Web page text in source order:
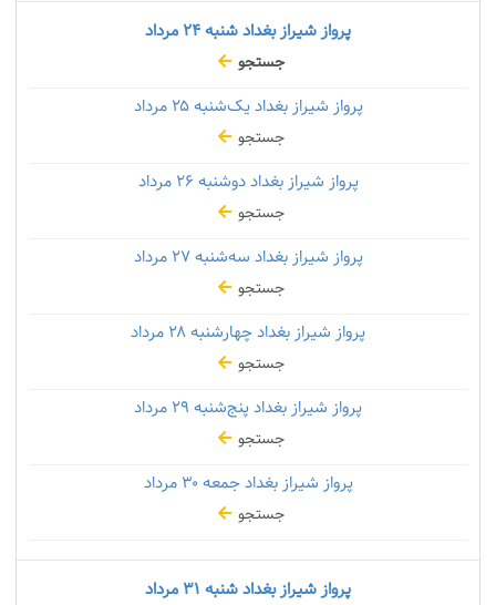
پرواز شیراز بغداد شنبه
جستجو
پرواز شیراز بغداد یک‌شنبه۲۵ مرداد
جستجو
پرواز شیراز بغداد دوشنبه
جستجو
پرواز شیراز بغداد سه‌شنبه۲۷ مرداد
جستجو
پرواز شیراز بغداد چهارشنبه
جستجو
پرواز شیراز بغداد پنج‌شنبه
جستجو
پرواز شیراز بغداد جمعه۳۰ مرداد
جستجو
پرواز شیراز بغداد شنبه